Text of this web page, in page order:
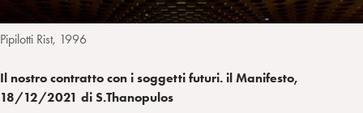
Pipilotti Rist, 1996
Il nostro contratto con i soggetti futuri. il Manifesto,
18/12/2021 di S.Thanopulos